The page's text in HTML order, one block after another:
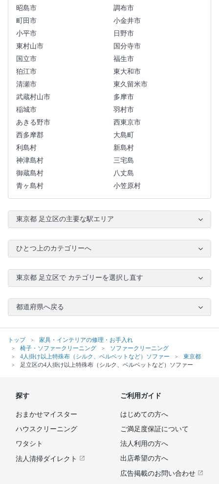
昭島市
調布市
町田市
小金井市
小平市
日野市
東村山市
国分寺市
国立市
福生市
狛江市
東大和市
清瀬市
東久留米市
武蔵村山市
多摩市
稲城市
羽村市
あきる野市
西東京市
西多摩郡
大島町
利島村
新島村
神津島村
三宅島
御蔵島村
八丈島
青ヶ島村
小笠原村
東京都 足立区の主要な駅エリア
ひとつ上のカテゴリーへ
東京都 足立区で カテゴリーを選択し直す
都道府県へ戻る
トップ
家具・インテリアの修理・お手入れ
椅子・ソファークリーニング
ソファークリーニング
4人掛け以上特殊布（シルク、ベルベットなど）ソファー
東京都
足立区の4人掛け以上特殊布（シルク、ベルベットなど）ソファー
探す
おまかせマイスター
ハウスクリーニング
ワタシト
法人清掃ダイレクト
ご利用ガイド
はじめての方へ
ご満足度保証について
法人利用の方へ
出店希望の方へ
広告掲載のお問い合わせ